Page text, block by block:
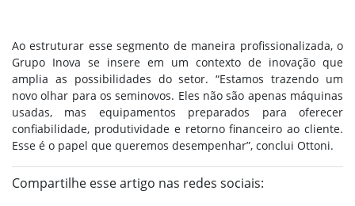
Ao estruturar esse segmento de maneira profissionalizada, o
Grupo Inova se insere em um contexto de inovação que
amplia as possibilidades do setor. “Estamos trazendo um
novo olhar para os seminovos. Eles não são apenas máquinas
usadas, mas equipamentos preparados para oferecer
confiabilidade, produtividade e retorno financeiro ao cliente.
Esse é o papel que queremos desempenhar”, conclui Ottoni.
Compartilhe esse artigo nas redes sociais: